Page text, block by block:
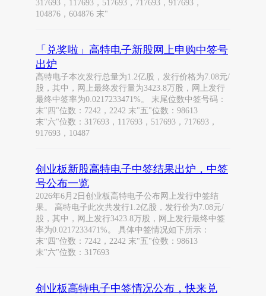
317693，117693，517693，717693，917693，
104876，604876 末"
「兑奖啦」高特电子新股网上申购中签号
出炉
高特电子本次发行总量为1.2亿股，发行价格为7.08元/
股，其中，网上最终发行量为3423.8万股，网上发行
最终中签率为0.0217233471%。 末尾位数中签号码：
末"四"位数：7242，2242 末"五"位数：98613
末"六"位数：317693，117693，517693，717693，
917693，10487
创业板新股高特电子中签结果出炉，中签
号公布一览
2026年6月2日创业板高特电子公布网上发行中签结
果。 高特电子此次共发行1.2亿股，发行价为7.08元/
股，其中，网上发行3423.8万股，网上发行最终中签
率为0.0217233471%。 具体中签情况如下所示：
末"四"位数：7242，2242 末"五"位数：98613
末"六"位数：317693
创业板高特电子中签情况公布，快来兑